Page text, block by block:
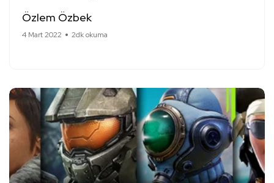
Özlem Özbek
4 Mart 2022 2dk okuma